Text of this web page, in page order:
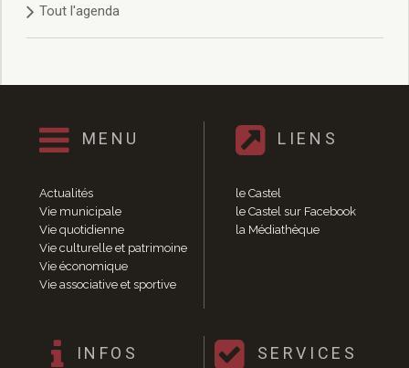
Délibérations 2019
Délibérations 2018
Délibérations 2014
Délibérations 2013
Délibérations 2011
Délibérations 2010
Délibérations 2009
Délibérations 2008
Agenda réunions publiques
Marchés publics
Vie quotidienne
Tout l'agenda
MENU
Actualités
Vie municipale
Vie quotidienne
Vie culturelle et patrimoine
Vie économique
Vie associative et sportive
LIENS
le Castel
le Castel sur Facebook
la Médiathèque
INFOS SERVICES